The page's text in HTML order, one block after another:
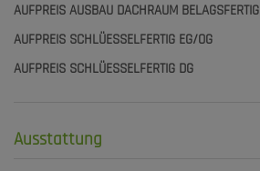
AUFPREIS AUSBAU DACHRAUM BELAGSFERTIG
AUFPREIS SCHLÜESSELFERTIG EG/OG
AUFPREIS SCHLÜESSELFERTIG DG
Ausstattung